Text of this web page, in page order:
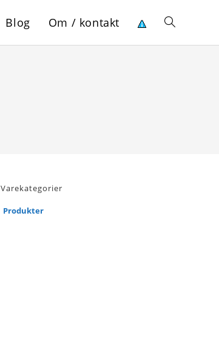
Blog Om / kontakt Toggle
Varekategorier
Produkter